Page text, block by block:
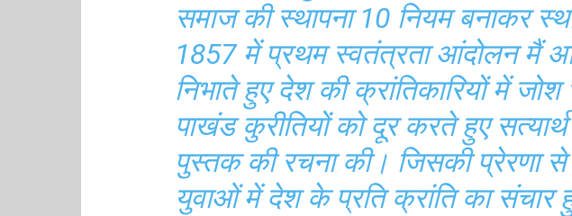
समाज की स्थापना 10 नियम बनाकर
1857 में प्रथम स्वतंत्रता आंदोलन मैं
निभाते हुए देश की क्रांतिकारियों में
पाखंड कुरीतियों को दूर करते हुए
पुस्तक की रचना की। जिसकी प्रेरणा से
युवाओं में देश के प्रति क्रांति का